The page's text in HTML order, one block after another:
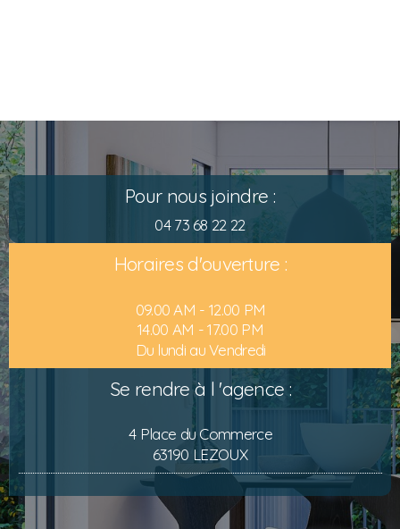
Pour nous joindre :
04 73 68 22 22
Horaires d'ouverture :
09.00 AM - 12.00 PM
14.00 AM - 17.00 PM
Du lundi au Vendredi
Se rendre à l 'agence :
4 Place du Commerce
63190 LEZOUX